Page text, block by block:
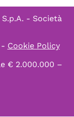
S.p.A. - Società
Cookie Policy
€ 2.000.000 –